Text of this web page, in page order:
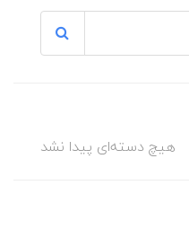
هیچ دسته‌ای پیدا نشد